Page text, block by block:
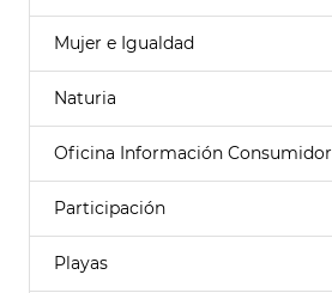
Mujer e Igualdad
Naturia
Oficina Información Consumidor
Participación
Playas